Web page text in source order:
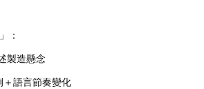
：
製造懸念
＋語言節奏變化